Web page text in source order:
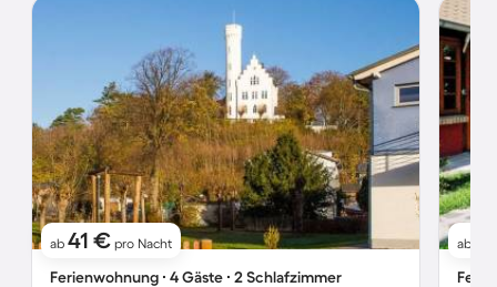
ab 41 € pro Nacht
Ferienwohnung ∙ 4 Gäste ∙ 2 Schlafzimmer
ab